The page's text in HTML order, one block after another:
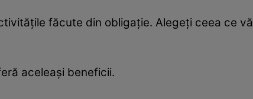
făcute din obligație. Alegeți ceea ce vă
aceleași beneficii.